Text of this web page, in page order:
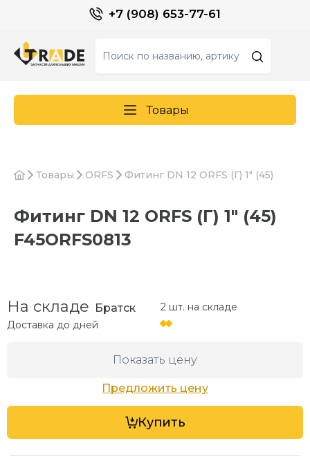
+7 (908) 653-77-61
Товары
Товары ORFS Фитинг DN 12 ORFS (Г) 1" (45)
Фитинг DN 12 ORFS (Г) 1" (45)
F45ORFS0813
На складе Братск
Доставка до дней
2 шт. на складе
Показать цену
Предложить цену
Купить